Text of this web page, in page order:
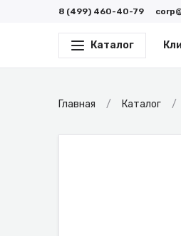
8 (499) 460-40-79
Каталог
Главная Каталог